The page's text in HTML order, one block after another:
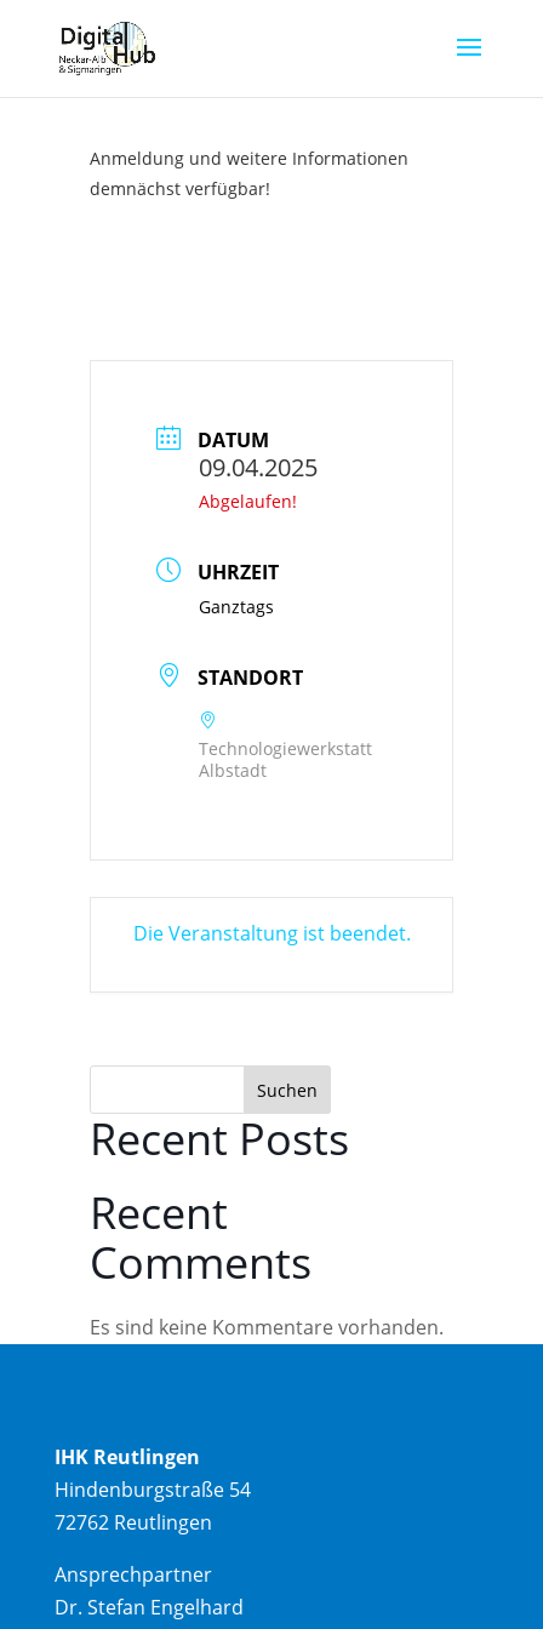
Technologieforum
Anmeldung und weitere Informationen
demnächst verfügbar!
DATUM
09.04.2025
Abgelaufen!
UHRZEIT
Ganztags
STANDORT
Technologiewerkstatt
Albstadt
Die Veranstaltung ist beendet.
Suchen
Recent Posts
Recent
Comments
Es sind keine Kommentare vorhanden.
IHK Reutlingen
Hindenburgstraße 54
72762 Reutlingen
Ansprechpartner
Dr. Stefan Engelhard